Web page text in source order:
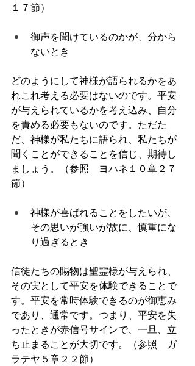
１７節）
御声を聞けているのかが、分から
ないとき
どのようにして神様が語られるかをあ
れこれ考える必要はないのです。平安
が与えられているかを考え込み、自分
を責める必要もないのです。ただた
だ、神様が私たちに語られ、私たちが
聞くことができることを信じ、期待し
ましょう。（参照　ヨハネ１０章２７
節）
神様が喜ばれることをしたいが、
その思いが強いが故に、慎重にな
り過ぎるとき
信徒たちの賜物は聖霊様が与えられ、
その実として平安を体験できることで
す。平安を常時体験できるのが御恵み
であり、通常です。つまり、平安を失
ったときが赤信号サインで、一旦、立
ち止まることが大切です。（参照　ガ
ラテヤ５章２２節）